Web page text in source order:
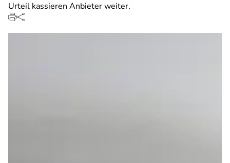
Urteil kassieren Anbieter weiter.